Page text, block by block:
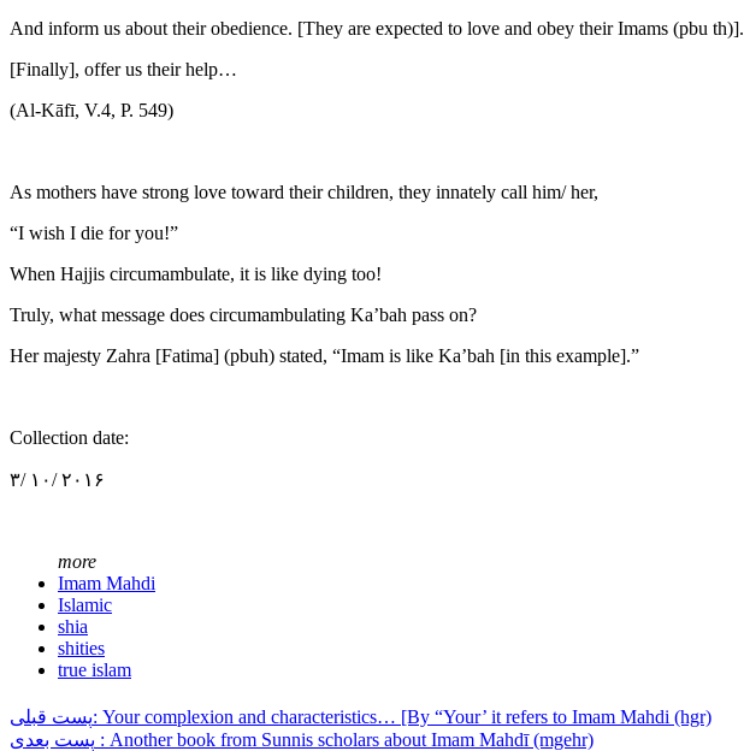
And inform us about their obedience. [They are expected to love and obey their Imams (pbu th)].
[Finally], offer us their help…
(Al-Kāfī, V.4, P. 549)
As mothers have strong love toward their children, they innately call him/ her,
“I wish I die for you!”
When Hajjis circumambulate, it is like dying too!
Truly, what message does circumambulating Ka’bah pass on?
Her majesty Zahra [Fatima] (pbuh) stated, “Imam is like Ka’bah [in this example].”
Collection date:
۳/ ۱۰/ ۲۰۱۶
more
Imam Mahdi
Islamic
shia
shities
true islam
پست قبلی: Your complexion and characteristics… [By “Your’ it refers to Imam Mahdi (hgr)
پست بعدی : Another book from Sunnis scholars about Imam Mahdī (mgehr)